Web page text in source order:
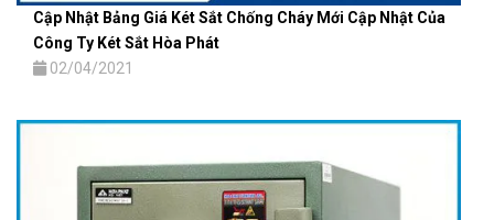
Cập Nhật Bảng Giá Két Sắt Chống Cháy Mới Cập Nhật Của
Công Ty Két Sắt Hòa Phát
02/04/2021